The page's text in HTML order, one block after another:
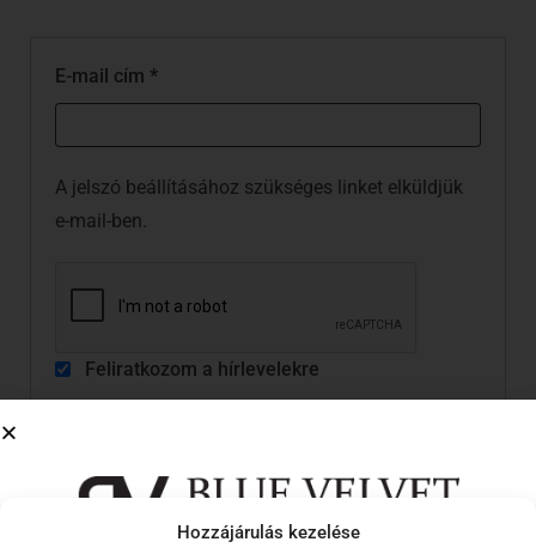
Hozzájárulás kezelése
E-mail cím *
A jelszó beállításához szükséges linket elküldjük
e-mail-ben.
Feliratkozom a hírlevelekre
elfogadom*